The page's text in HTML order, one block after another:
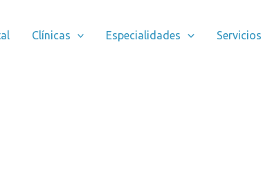
Clínicas Especialidades Servicios